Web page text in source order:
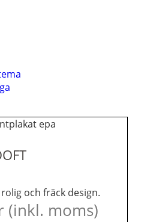
och fräck design.
(inkl. moms)